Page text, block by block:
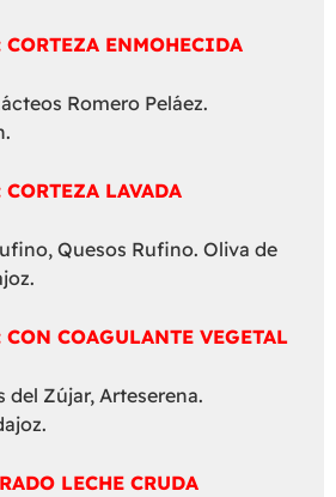
CORTEZA ENMOHECIDA
Romero Peláez.
LAVADA
Quesos Rufino. Oliva de
CON COAGULANTE VEGETAL
del Zújar, Arteserena.
LECHE CRUDA